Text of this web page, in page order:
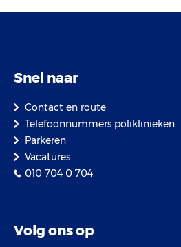
Snel naar
Contact en route
Telefoonnummers poliklinieken
Parkeren
Vacatures
010 704 0 704
Volg ons op